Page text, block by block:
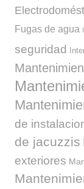
Fugas de agua
seguridad
de
de jacuzzis
exteriores